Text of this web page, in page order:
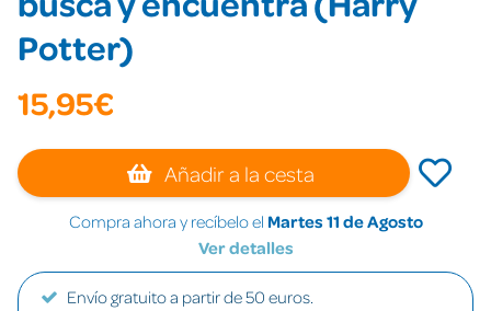
Potter)
15,95€
Añadir a la cesta
Compra ahora y recíbelo el Martes 11 de Agosto
Ver detalles
Envío gratuito a partir de 50 euros.